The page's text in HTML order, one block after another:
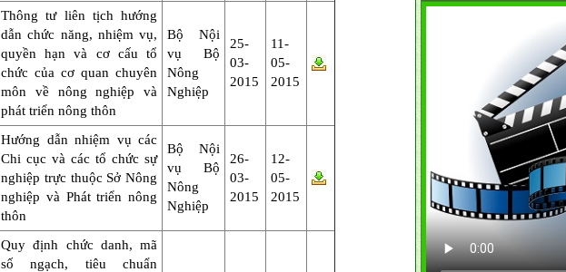
Thông tư liên tịch hướng
dẫn chức năng, nhiệm vụ,
quyền hạn và cơ cấu tổ
chức của cơ quan chuyên
môn về nông nghiệp và
phát triển nông thôn
Bộ Nội
vụ Bộ
Nông
Nghiệp
25-
03-
2015
11-
05-
2015
Hướng dẫn nhiệm vụ các
Chi cục và các tổ chức sự
nghiệp trực thuộc Sở Nông
nghiệp và Phát triển nông
thôn
Bộ Nội
vụ Bộ
Nông
Nghiệp
26-
03-
2015
12-
05-
2015
Quy định chức danh, mã
số ngạch, tiêu chuẩn